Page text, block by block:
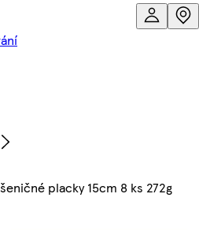
placky 15cm 8 ks 272g